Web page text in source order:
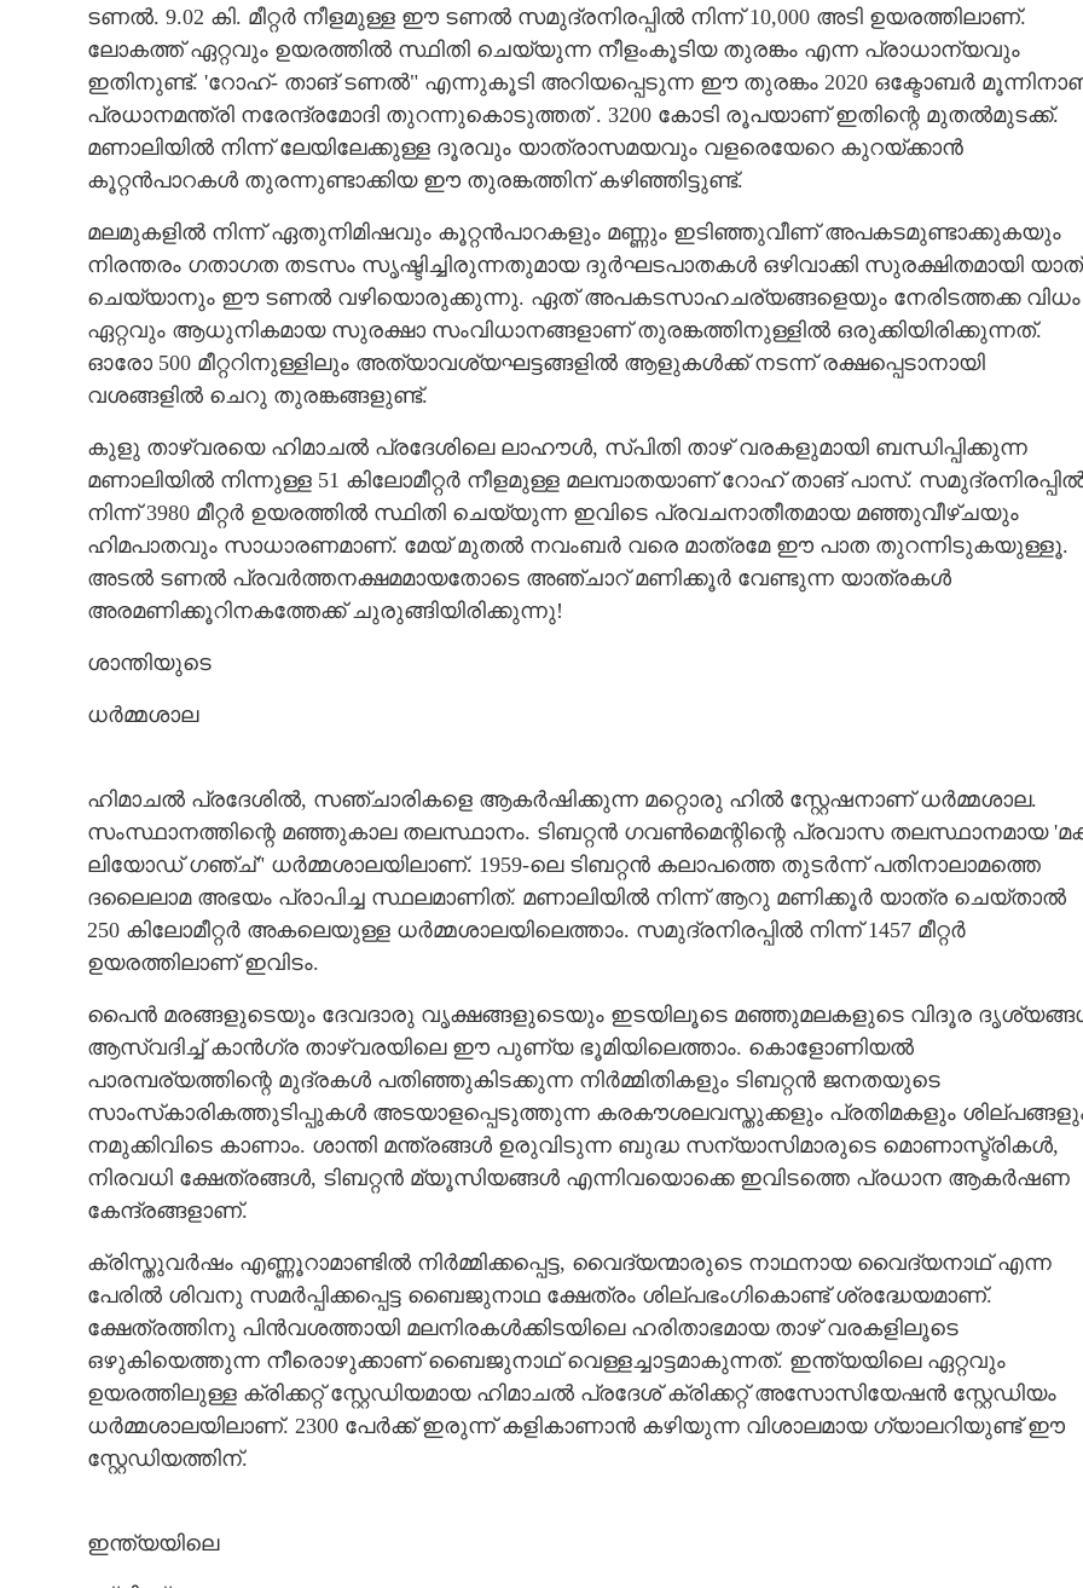
ടണൽ. 9.02 കി. മീറ്റർ നീളമുള്ള ഈ ടണൽ സമുദ്രനിരപ്പിൽ നിന്ന് 10,​000 അടി ഉയരത്തിലാണ്.
ലോകത്ത് ഏറ്റവും ഉയരത്തിൽ സ്ഥിതി ചെയ്യുന്ന നീളംകൂടിയ തുരങ്കം എന്ന പ്രാധാന്യവും
ഇതിനുണ്ട്. 'റോഹ്- താങ് ടണൽ" എന്നുകൂടി അറിയപ്പെടുന്ന ഈ തുരങ്കം 2020 ഒക്ടോബർ
പ്രധാനമന്ത്രി നരേന്ദ്രമോദി തുറന്നുകൊടുത്തത് . 3200 കോടി രൂപയാണ് ഇതിന്റെ മുതൽമുടക്ക്.
മണാലിയിൽ നിന്ന് ലേയിലേക്കുള്ള ദൂരവും യാത്രാസമയവും വളരെയേറെ കുറയ്ക്കാൻ
കൂറ്റൻപാറകൾ തുരന്നുണ്ടാക്കിയ ഈ തുരങ്കത്തിന് കഴിഞ്ഞിട്ടുണ്ട്.
മലമുകളിൽ നിന്ന് ഏതുനിമിഷവും കൂറ്റൻപാറകളും മണ്ണും ഇടിഞ്ഞുവീണ് അപകടമുണ്ടാക്കുകയും
നിരന്തരം ഗതാഗത തടസം സൃഷ്ടിച്ചിരുന്നതുമായ ദുർഘടപാതകൾ ഒഴിവാക്കി സുരക്ഷിതമായി
ചെയ്യാനും ഈ ടണൽ വഴിയൊരുക്കുന്നു. ഏത് അപകടസാഹചര്യങ്ങളെയും നേരിടത്തക്ക വിധം
ഏറ്റവും ആധുനികമായ സുരക്ഷാ സംവിധാനങ്ങളാണ് തുരങ്കത്തിനുള്ളിൽ ഒരുക്കിയിരിക്കുന്നത്.
ഓരോ 500 മീറ്ററിനുള്ളിലും അത്യാവശ്യഘട്ടങ്ങളിൽ ആളുകൾക്ക് നടന്ന് രക്ഷപ്പെടാനായി
വശങ്ങളിൽ ചെറു തുരങ്കങ്ങളുണ്ട്.
കുളു താഴ്‌വരയെ ഹിമാചൽ പ്രദേശിലെ ലാഹൗൾ,​ സ്‌പിതി താഴ് വരകളുമായി ബന്ധിപ്പിക്കുന്ന
മണാലിയിൽ നിന്നുള്ള 51 കിലോമീറ്റർ നീളമുള്ള മലമ്പാതയാണ് റോഹ് താങ് പാസ്.
നിന്ന് 3980 മീറ്റർ ഉയരത്തിൽ സ്ഥിതി ചെയ്യുന്ന ഇവിടെ പ്രവചനാതീതമായ മഞ്ഞുവീഴ്ചയും
ഹിമപാതവും സാധാരണമാണ്. മേയ് മുതൽ നവംബർ വരെ മാത്രമേ ഈ പാത തുറന്നിടുകയുള്ളൂ.
അടൽ ടണൽ പ്രവർത്തനക്ഷമമായതോടെ അഞ്ചാറ് മണിക്കൂർ വേണ്ടുന്ന യാത്രകൾ
അരമണിക്കൂറിനകത്തേക്ക് ചുരുങ്ങിയിരിക്കുന്നു!
ശാന്തിയുടെ
ധർമ്മശാല
ഹിമാചൽ പ്രദേശിൽ,​ സഞ്ചാരികളെ ആകർഷിക്കുന്ന മറ്റൊരു ഹിൽ സ്റ്റേഷനാണ് ധർമ്മശാല.
സംസ്ഥാനത്തിന്റെ മഞ്ഞുകാല തലസ്ഥാനം. ടിബറ്റൻ ഗവൺമെന്റിന്റെ പ്രവാസ തലസ്ഥാനമായ
ലിയോഡ് ഗഞ്ച്" ധർമ്മശാലയിലാണ്. 1959-ലെ ടിബറ്റൻ കലാപത്തെ തുടർന്ന് പതിനാലാമത്തെ
ദലൈലാമ അഭയം പ്രാപിച്ച സ്ഥലമാണിത്. മണാലിയിൽ നിന്ന് ആറു മണിക്കൂർ യാത്ര ചെയ്താൽ
250 കിലോമീറ്റർ അകലെയുള്ള ധർമ്മശാലയിലെത്താം. സമുദ്രനിരപ്പിൽ നിന്ന് 1457 മീറ്റർ
ഉയരത്തിലാണ് ഇവിടം.
പൈൻ മരങ്ങളുടെയും ദേവദാരു വൃക്ഷങ്ങളുടെയും ഇടയിലൂടെ മഞ്ഞുമലകളുടെ വിദൂര
ആസ്വദിച്ച് കാൻഗ്ര താഴ്‌വരയിലെ ഈ പുണ്യ ഭൂമിയിലെത്താം. കൊളോണിയൽ
പാരമ്പര്യത്തിന്റെ മുദ്രകൾ പതിഞ്ഞുകിടക്കുന്ന നിർമ്മിതികളും ടിബറ്റൻ ജനതയുടെ
സാംസ്‌കാരികത്തുടിപ്പുകൾ അടയാളപ്പെടുത്തുന്ന കരകൗശലവസ്തുക്കളും പ്രതിമകളും
നമുക്കിവിടെ കാണാം. ശാന്തി മന്ത്രങ്ങൾ ഉരുവിടുന്ന ബുദ്ധ സന്യാസിമാരുടെ മൊണാസ്ട്രികൾ,​
നിരവധി ക്ഷേത്രങ്ങൾ,​ ടിബറ്റൻ മ്യൂസിയങ്ങൾ എന്നിവയൊക്കെ ഇവിടത്തെ പ്രധാന ആകർഷണ
കേന്ദ്രങ്ങളാണ്.
ക്രിസ്തുവർഷം എണ്ണൂറാമാണ്ടിൽ നിർമ്മിക്കപ്പെട്ട, വൈദ്യന്മാരുടെ നാഥനായ വൈദ്യനാഥ് എന്ന
പേരിൽ ശിവനു സമർപ്പിക്കപ്പെട്ട ബൈജുനാഥ ക്ഷേത്രം ശില്പഭംഗികൊണ്ട് ശ്രദ്ധേയമാണ്.
ക്ഷേത്രത്തിനു പിൻവശത്തായി മലനിരകൾക്കിടയിലെ ഹരിതാഭമായ താഴ് വരകളിലൂടെ
ഒഴുകിയെത്തുന്ന നീരൊഴുക്കാണ് ബൈജുനാഥ് വെള്ളച്ചാട്ടമാകുന്നത്. ഇന്ത്യയിലെ ഏറ്റവും
ഉയരത്തിലുള്ള ക്രിക്കറ്റ് സ്റ്റേഡിയമായ ഹിമാചൽ പ്രദേശ് ക്രിക്കറ്റ് അസോസിയേഷൻ സ്റ്റേഡിയം
ധർമ്മശാലയിലാണ്. 2300 പേർക്ക് ഇരുന്ന് കളികാണാൻ കഴിയുന്ന വിശാലമായ ഗ്യാലറിയുണ്ട് ഈ
സ്റ്റേഡിയത്തിന്.
ഇന്ത്യയിലെ
ദൈവങ്ങളുടെ താഴ്‌വര, കാഴ്ചകളുടെ
അക്ഷയഖനി ഒരുക്കി പ്രകൃതി